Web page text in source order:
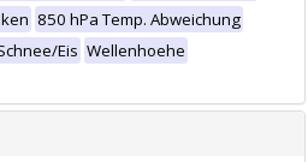
850 hPa Temp. Abweichung
Eis Wellenhoehe